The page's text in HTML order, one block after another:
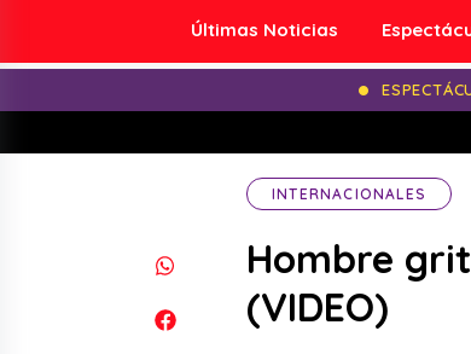
Últimas Noticias
INTERNACIONALES
Hombre
(VIDEO)